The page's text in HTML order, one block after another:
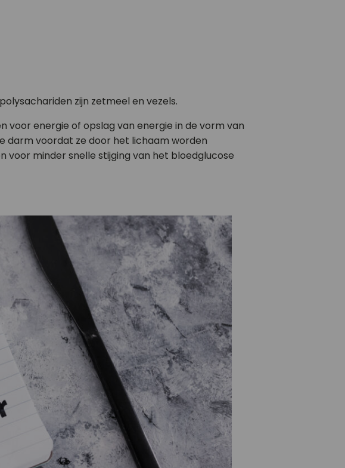
zijn zetmeel en vezels.
voor energie of opslag van energie in de vorm van
darm voordat ze door het lichaam worden
voor minder snelle stijging van het bloedglucose